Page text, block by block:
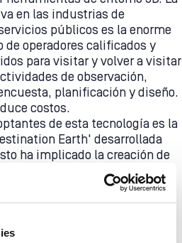
en las industrias de
públicos es la enorme
de operadores calificados y
para visitar y volver a visitar
de observación,
planificación y diseño.
costos.
de esta tecnología es la
Earth' desarrollada
ha implicado la creación de
de la Tierra para monitorear